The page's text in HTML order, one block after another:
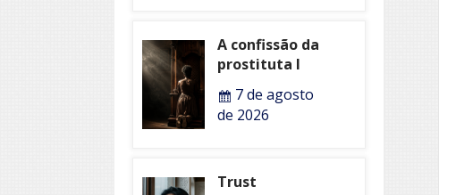
A confissão da
prostituta I
7 de agosto
de 2026
Trust